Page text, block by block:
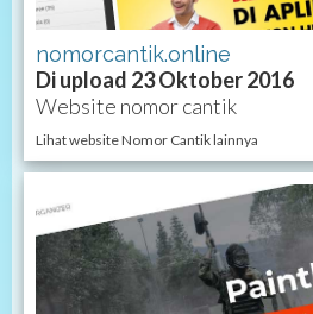
nomorcantik.online
Di upload 23 Oktober 2016
Website nomor cantik
Lihat website Nomor Cantik lainnya